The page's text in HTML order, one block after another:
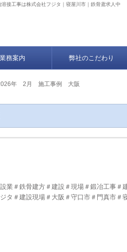
工事は株式会社フジタ｜寝屋川市｜鉄骨鳶求人中
業務案内 弊社のこだわり
年 2月 施工事例 大阪
業＃鉄骨建方＃建設＃現場＃鍛冶工事＃
タ＃建設現場＃大阪＃守口市＃門真市＃